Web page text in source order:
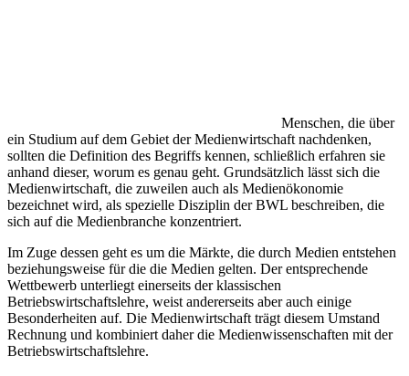
Menschen, die über
ein Studium auf dem Gebiet der Medienwirtschaft nachdenken,
sollten die Definition des Begriffs kennen, schließlich erfahren sie
anhand dieser, worum es genau geht. Grundsätzlich lässt sich die
Medienwirtschaft, die zuweilen auch als Medienökonomie
bezeichnet wird, als spezielle Disziplin der BWL beschreiben, die
sich auf die Medienbranche konzentriert.
Im Zuge dessen geht es um die Märkte, die durch Medien entstehen
beziehungsweise für die die Medien gelten. Der entsprechende
Wettbewerb unterliegt einerseits der klassischen
Betriebswirtschaftslehre, weist andererseits aber auch einige
Besonderheiten auf. Die Medienwirtschaft trägt diesem Umstand
Rechnung und kombiniert daher die Medienwissenschaften mit der
Betriebswirtschaftslehre.